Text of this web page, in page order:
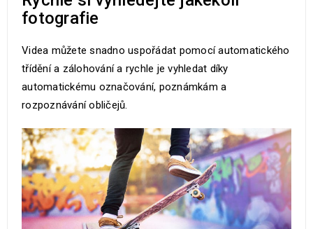
fotografie
Videa můžete snadno uspořádat pomocí automatického
třídění a zálohování a rychle je vyhledat díky
automatickému označování, poznámkám a
rozpoznávání obličejů.